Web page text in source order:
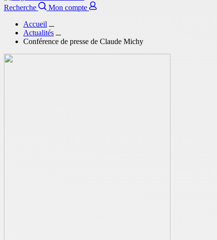
Recherche
Mon compte
Accueil
Actualités
Conférence de presse de Claude Michy